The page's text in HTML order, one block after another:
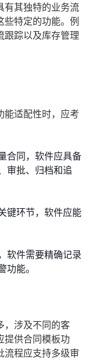
有其独特的业务流
特定的功能。例
跟踪以及库存管理
能适配性时，应考
合同，软件应具备
审批、归档和追
键环节，软件应能
软件需要精确记录
能。
，涉及不同的客
提供合同模板功
流程应支持多级审